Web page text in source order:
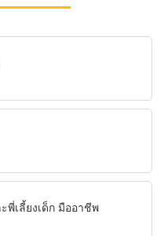
เลี้ยงเด็ก มืออาชีพ